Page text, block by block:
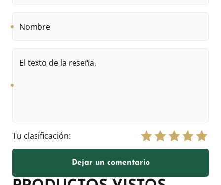
texto
la
Tu clasificación:
Dejar un comentario